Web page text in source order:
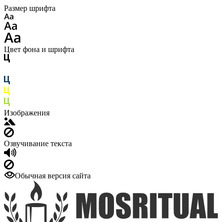
Размер шрифта
Цвет фона и шрифта
Изображения
Озвучивание текста
Обычная версия сайта